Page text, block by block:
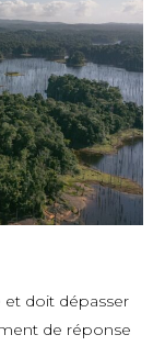
et doit dépasser
de réponse